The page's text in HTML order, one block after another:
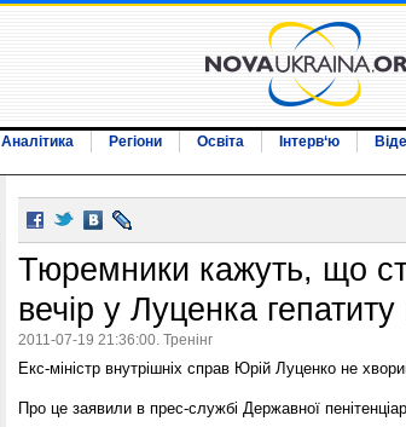
Аналітика Регіони Освіта Інтерв‘ю
Тюремники кажуть, що
вечір у Луценка
2011-07-19 21:36:00. Тренінг
Екс-міністр внутрішніх справ Юрій Луценко не
Про це заявили в прес-службі Державної